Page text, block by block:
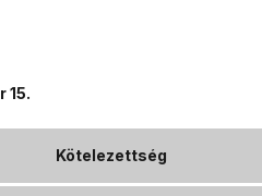
15.
Kötelezettség